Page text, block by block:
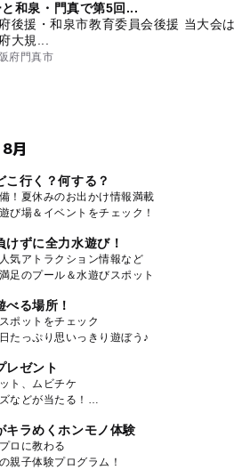
和泉・門真で第5回...
後援・和泉市教育委員会後援 当大会は
大規...
府門真市
月
こ行く？何する？
！夏休みのお出かけ情報満載
び場＆イベントをチェック！
けずに全力水遊び！
気アトラクション情報など
足のプール＆水遊びスポット
べる場所！
ポットをチェック
たっぷり思いっきり遊ぼう♪
レゼント
ト、ムビチケ
などが当たる！
キラめくホンモノ体験
ロに教わる
親子体験プログラム！